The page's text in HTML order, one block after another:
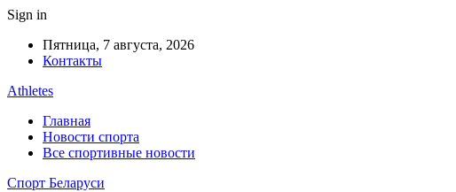
Sign in
Пятница, 7 августа, 2026
Контакты
Athletes
Главная
Новости спорта
Все спортивные новости
Спорт Беларуси